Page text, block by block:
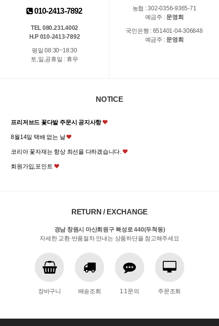
010-2413-7892
TEL 080.231.4002
H.P 010-2413-7892
평일 08:30~18:30
토,일,공휴일 : 휴무
농협 : 302-0356-9365-71
예금주 : 문영희
국민은행 : 651401-04-306848
예금주 : 문영희
NOTICE
프리저브드 꽃다발 주문시 공지사항
8월14일 택배 없는 날
코리아 꽃자재는 항상 최선을 다하겠습니다.
회원가입,포인트
RETURN / EXCHANGE
경남 창원시 마산회원구 북성로 440(두척동)
자세한 교환·반품절차 안내는 상품하단을 참고해주세요
장바구니 배송조회 1:1문의 주문조회